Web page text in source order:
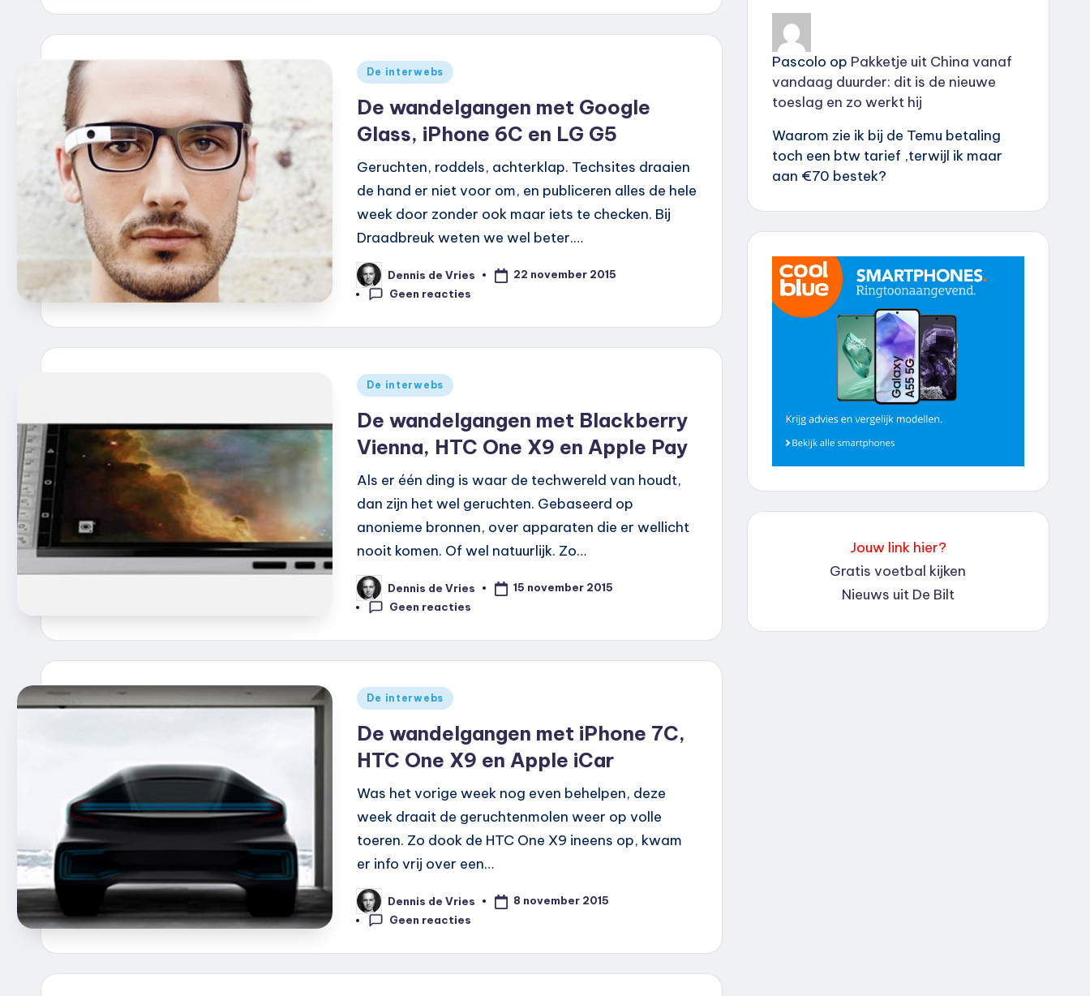
Geplaatst
De interwebs
De wandelgangen met Google
Glass, iPhone 6C en LG G5
Geruchten, roddels, achterklap. Techsites draaien
de hand er niet voor om, en publiceren alles de hele
week door zonder ook maar iets te checken. Bij
Draadbreuk weten we wel beter.…
Geplaatst
door
Dennis de Vries
22 november 2015
Geen reacties
Geplaatst
De interwebs
De wandelgangen met Blackberry
Vienna, HTC One X9 en Apple Pay
Als er één ding is waar de techwereld van houdt,
dan zijn het wel geruchten. Gebaseerd op
anonieme bronnen, over apparaten die er wellicht
nooit komen. Of wel natuurlijk. Zo…
Geplaatst
door
Dennis de Vries
15 november 2015
Geen reacties
Geplaatst
De interwebs
De wandelgangen met iPhone 7C,
HTC One X9 en Apple iCar
Was het vorige week nog even behelpen, deze
week draait de geruchtenmolen weer op volle
toeren. Zo dook de HTC One X9 ineens op, kwam
er info vrij over een…
Geplaatst
door
Dennis de Vries
8 november 2015
Geen reacties
Pascolo op Pakketje uit China vanaf
vandaag duurder: dit is de nieuwe
toeslag en zo werkt hij
Waarom zie ik bij de Temu betaling
toch een btw tarief ,terwijl ik maar
aan €70 bestek?
Jouw link hier?
Gratis voetbal kijken
Nieuws uit De Bilt